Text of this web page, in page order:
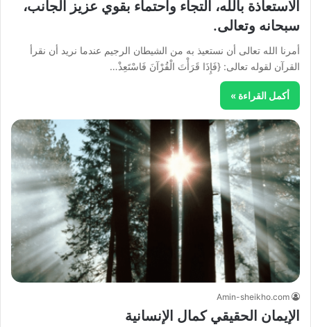
الاستعاذة بالله، التجاء واحتماء بقوي عزيز الجانب،
سبحانه وتعالى.
أمرنا الله تعالى أن نستعيذ به من الشيطان الرجيم عندما نريد أن نقرأ
القرآن لقوله تعالى: {فَإِذَا قَرَأْتَ الْقُرْآنَ فَاسْتَعِذْ…
أكمل القراءة »
Amin-sheikho.com
الإيمان الحقيقي كمال الإنسانية